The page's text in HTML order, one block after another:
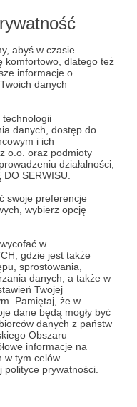
abyś w czasie
komfortowo, dlatego też
informacje o
danych
technologii
danych, dostęp do
i ich
o.o. oraz podmioty
działalności,
SERWISU.
swoje preferencje
wybierz opcję
w
gdzie jest także
sprostowania,
danych, a także w
Twojej
Pamiętaj, że w
dane będą mogły być
danych z państw
Obszaru
informacje na
w tym celów
prywatności.
perfekcję i
projektów.
?
aktywność na
na temat dzieł
na mnie wpłynęły
Spotykając się
akcentującymi to,
a podążam swoją
czuję się jeszcze
od lat
zewnętrzna